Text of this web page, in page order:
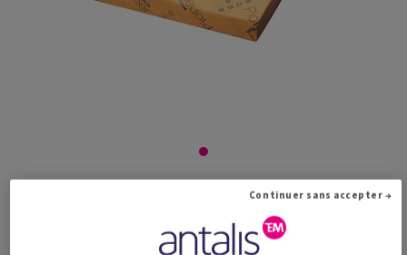
Pioneer Preprint superblanc enramé 100g/m2Continuer sans accepter →